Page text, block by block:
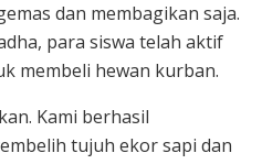
dan membagikan saja.
para siswa telah aktif
membeli hewan kurban.
Kami berhasil
tujuh ekor sapi dan